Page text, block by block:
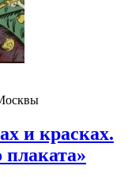
и красках.
плаката»